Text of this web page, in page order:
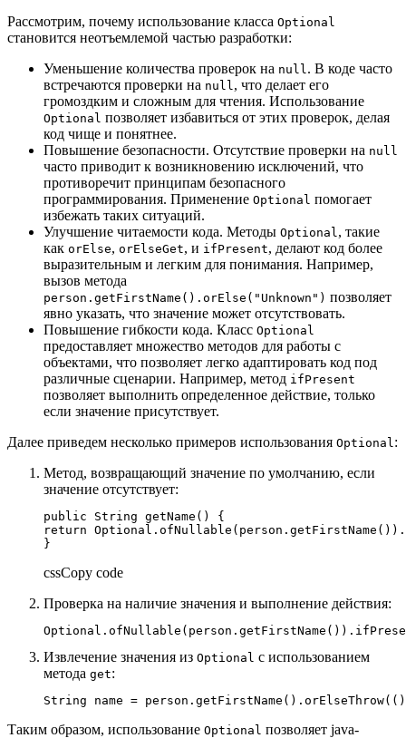
Рассмотрим, почему использование класса Optional
становится неотъемлемой частью разработки:
Уменьшение количества проверок на null. В коде часто
встречаются проверки на null, что делает его
громоздким и сложным для чтения. Использование
Optional позволяет избавиться от этих проверок, делая
код чище и понятнее.
Повышение безопасности. Отсутствие проверки на null
часто приводит к возникновению исключений, что
противоречит принципам безопасного
программирования. Применение Optional помогает
избежать таких ситуаций.
Улучшение читаемости кода. Методы Optional, такие
как orElse, orElseGet, и ifPresent, делают код более
выразительным и легким для понимания. Например,
вызов метода
person.getFirstName().orElse("Unknown") позволяет
явно указать, что значение может отсутствовать.
Повышение гибкости кода. Класс Optional
предоставляет множество методов для работы с
объектами, что позволяет легко адаптировать код под
различные сценарии. Например, метод ifPresent
позволяет выполнить определенное действие, только
если значение присутствует.
Далее приведем несколько примеров использования Optional:
Метод, возвращающий значение по умолчанию, если
значение отсутствует:
public String getName() {
return
}
cssCopy code
Проверка на наличие значения и выполнение действия:
Извлечение значения из Optional с использованием
метода get:
String name =
Таким образом, использование Optional позволяет java-